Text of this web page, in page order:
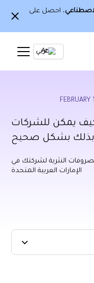
، احصل على
Ar
يمكن للشركات
بذلك بشكل صحيح
النثرية لشركتك في
الإمارات العربية المتحدة